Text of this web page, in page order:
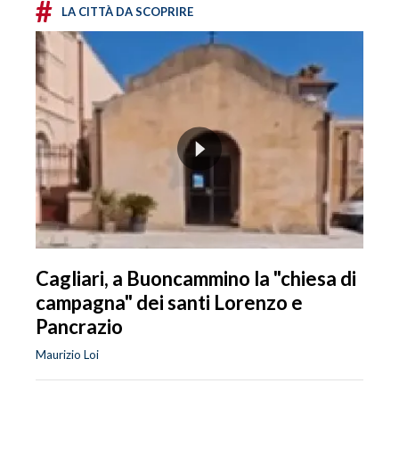
# LA CITTÀ DA SCOPRIRE
Cagliari, a Buoncammino la "chiesa di
campagna" dei santi Lorenzo e
Pancrazio
Maurizio Loi